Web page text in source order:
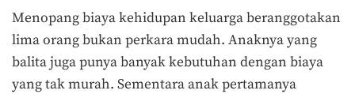
Menopang biaya kehidupan keluarga beranggotakan
lima orang bukan perkara mudah. Anaknya yang
balita juga punya banyak kebutuhan dengan biaya
yang tak murah. Sementara anak pertamanya